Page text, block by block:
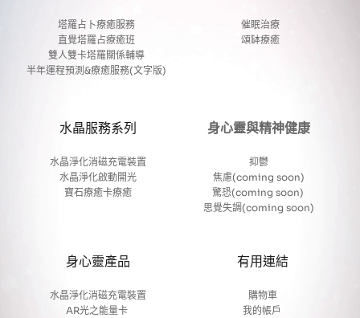
塔羅占卜療癒服務
直覺塔羅占療癒班
雙人雙卡塔羅關係輔導
半年運程預測&療癒服務(文字版)
催眠治療
頌缽療癒
水晶服務系列
水晶淨化消磁充電裝置
水晶淨化啟動開光
寶石療癒卡療癒
身心靈與精神健康
抑鬱
焦慮(coming soon)
驚恐(coming soon)
思覺失調(coming soon)
身心靈產品
水晶淨化消磁充電裝置
AR光之能量卡
有用連結
購物車
我的帳戶